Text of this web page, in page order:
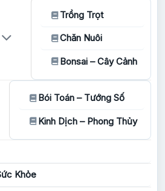
Trồng Trọt
Chăn Nuôi
Bonsai – Cây Cảnh
Bói Toán – Tướng Số
Kinh Dịch – Phong Thủy
Khỏe